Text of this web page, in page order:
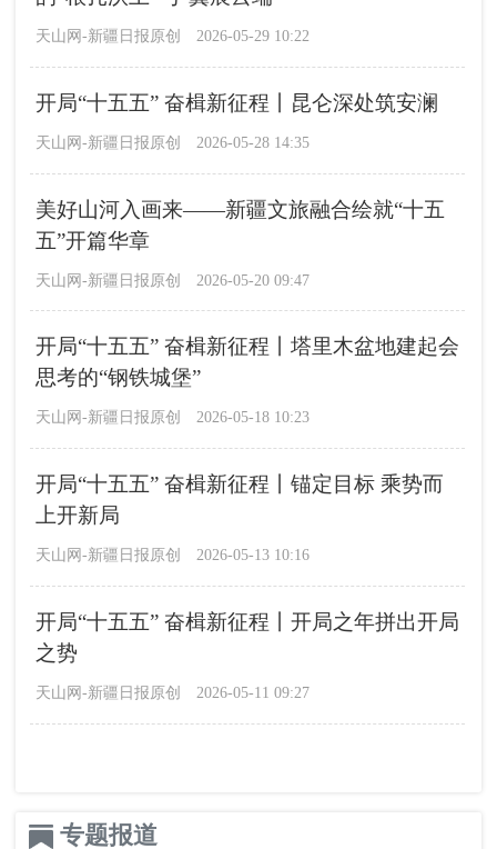
天山网-新疆日报原创 2026-05-29 10:22
开局“十五五” 奋楫新征程丨昆仑深处筑安澜
天山网-新疆日报原创 2026-05-28 14:35
美好山河入画来——新疆文旅融合绘就“十五
五”开篇华章
天山网-新疆日报原创 2026-05-20 09:47
开局“十五五” 奋楫新征程丨塔里木盆地建起会
思考的“钢铁城堡”
天山网-新疆日报原创 2026-05-18 10:23
开局“十五五” 奋楫新征程丨锚定目标 乘势而
上开新局
天山网-新疆日报原创 2026-05-13 10:16
开局“十五五” 奋楫新征程丨开局之年拼出开局
之势
天山网-新疆日报原创 2026-05-11 09:27
专题报道